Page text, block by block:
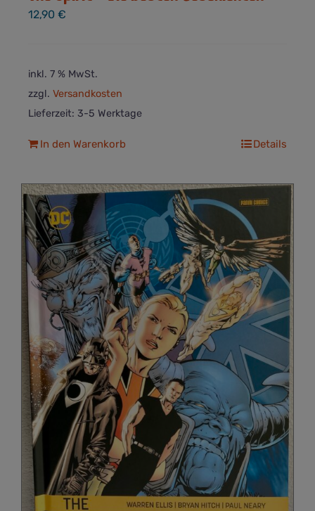
12,90 €
inkl. 7 % MwSt.
zzgl. Versandkosten
Lieferzeit: 3-5 Werktage
In den Warenkorb Details